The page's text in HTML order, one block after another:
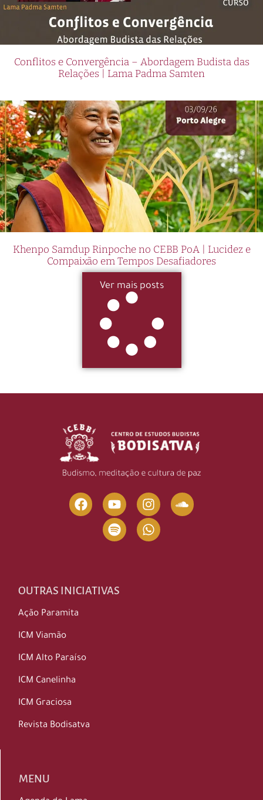
Conflitos e Convergência – Abordagem Budista das
Relações | Lama Padma Samten
Khenpo Samdup Rinpoche no CEBB PoA | Lucidez e
Compaixão em Tempos Desafiadores
Ver mais posts
OUTRAS INICIATIVAS
Ação Paramita
ICM Viamão
ICM Alto Paraíso
ICM Canelinha
ICM Graciosa
Revista Bodisatva
MENU